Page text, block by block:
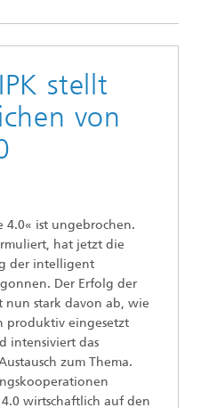
stellt
von
4.0« ist ungebrochen.
hat jetzt die
der intelligent
Der Erfolg der
nun stark davon ab, wie
produktiv eingesetzt
intensiviert das
zum Thema.
wirtschaftlich auf den